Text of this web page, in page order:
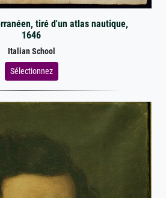
tiré d'un atlas nautique,
1646
Italian School
Sélectionnez